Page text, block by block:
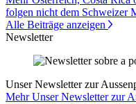
folgen nicht dem Schweizer
Alle Beiträge anzeigen
Newsletter
Unser Newsletter zur
Mehr Unser Newsletter zur